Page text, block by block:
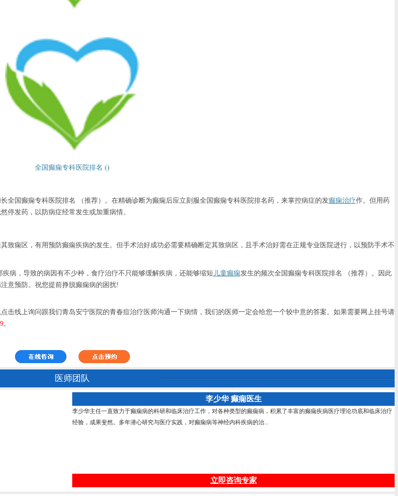
全国癫痫专科医院排名 ()
国癫痫专科医院排名 （推荐）。在精确诊断为癫痫后应立刻服全国癫痫专科医院排名药，来掌控病症的发癫痫治疗作。但用药
停发药，以防病症经常发生或加重病情。
痫区，有用预防癫痫疾病的发生。但手术治好成功必需要精确断定其致病区，且手术治好需在正规专业医院进行，以预防手术不
，导致的病因有不少种，食疗治疗不只能够缓解疾病，还能够缩短 儿童癫痫发生的频次全国癫痫专科医院排名 （推荐）。因此
意预防。祝您提前挣脱癫痫病的困扰!
击线上询问跟我们青岛安宁医院的青春痘治疗医师沟通一下病情，我们的医师一定会给您一个较中意的答案。如果需要网上挂号请
。
医师团队
李少华 癫痫医生
李少华主任一直致力于癫痫病的科研和临床治疗工作，对各种类型的癫痫病，积累了丰富的癫痫疾病医疗理论功底和临床治疗
经验，成果斐然。多年潜心研究与医疗实践，对癫痫病等神经内科疾病的治...
立即咨询专家